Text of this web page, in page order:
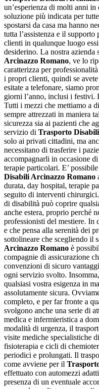
un’esperienza di molti anni in
soluzione più indicata per
spostarsi da casa ma hanno
tutta l’assistenza e il
clienti in qualunque luogo
desiderino. La nostra azienda
Arcinazzo Romano, ve lo
caratterizza per
i propri clienti, quindi se
esitate a telefonare, siamo
giorni l’anno, inclusi i festivi.
Tutti i mezzi che mettiamo a
sempre attrezzati in maniera
sicurezza sia ai pazienti che
servizio di Trasporto
solo ai privati cittadini, ma
necessitano di trasferire i
accompagnarli in occasione
terapie particolari. E’
Disabili Arcinazzo Romano
durata, day hospital, terapie
seguito di interventi
di disabilità può coprire
anche estera, proprio perché
professionisti del mestiere. In
e che pensa alla serenità dei
sottolineare che scegliendo il
Arcinazzo Romano è
compagnie di assicurazione
convenzioni di sicuro
ogni servizio svolto.
qualsiasi vostra esigenza in
assolutamente sicura.
completo, e per far fronte a
svolgono anche una serie di
medica e infermieristica a
modalità di urgenza, il
visite mediche specialistiche
fisioterapia e cicli di
periodici e prolungati. Il
come avviene per il
effettuato con automezzi
presenza di un eventuale